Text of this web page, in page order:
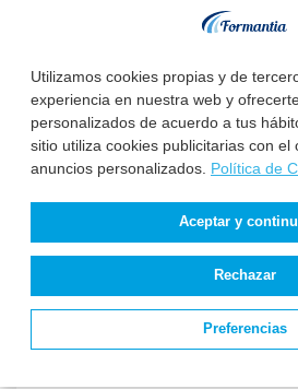
Utilizamos cookies propias y de
experiencia en nuestra web y
personalizados de acuerdo a tus
sitio utiliza cookies publicitarias con el
anuncios personalizados. Política de
Aceptar y
Rechazar
Preferencias
La información provista en los post del
personalizado; toda la información
fines informativos generales y pueden
información exhaustiva.
En la medida que el blog contenga
contenidos de terceros, dichos enlaces
ampliar la información del lector,
Formantia no recomienda ni respalda
Se renuncia expresamente a toda
respecto a las acciones tomadas o no